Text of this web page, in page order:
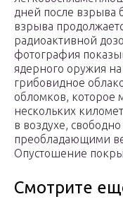
дней после взрыва
взрыва
радиоактивной
фотография
ядерного оружия
грибовидное
обломков, которое
нескольких
в воздухе,
преобладающими
Опустошение
Смотрите